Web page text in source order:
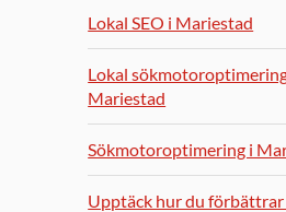
Lokal SEO i Mariestad
Lokal
Mariestad
Sökmotoroptimering i
Upptäck hur du